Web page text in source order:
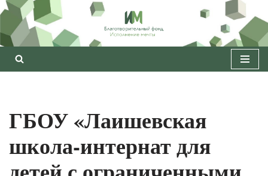
Перейти
к
содержимому
ГБОУ «Лаишевская
школа-интернат для